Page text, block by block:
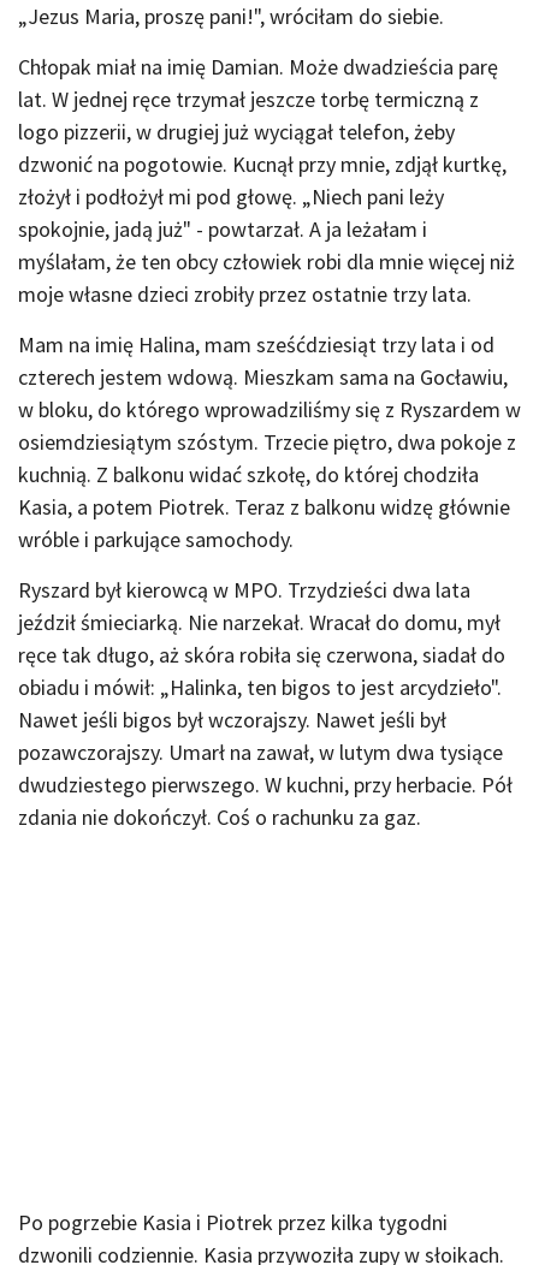
„Jezus Maria, proszę pani!", wróciłam do siebie.
Chłopak miał na imię Damian. Może dwadzieścia parę
lat. W jednej ręce trzymał jeszcze torbę termiczną z
logo pizzerii, w drugiej już wyciągał telefon, żeby
dzwonić na pogotowie. Kucnął przy mnie, zdjął kurtkę,
złożył i podłożył mi pod głowę. „Niech pani leży
spokojnie, jadą już" - powtarzał. A ja leżałam i
myślałam, że ten obcy człowiek robi dla mnie więcej niż
moje własne dzieci zrobiły przez ostatnie trzy lata.
Mam na imię Halina, mam sześćdziesiąt trzy lata i od
czterech jestem wdową. Mieszkam sama na Gocławiu,
w bloku, do którego wprowadziliśmy się z Ryszardem w
osiemdziesiątym szóstym. Trzecie piętro, dwa pokoje z
kuchnią. Z balkonu widać szkołę, do której chodziła
Kasia, a potem Piotrek. Teraz z balkonu widzę głównie
wróble i parkujące samochody.
Ryszard był kierowcą w MPO. Trzydzieści dwa lata
jeździł śmieciarką. Nie narzekał. Wracał do domu, mył
ręce tak długo, aż skóra robiła się czerwona, siadał do
obiadu i mówił: „Halinka, ten bigos to jest arcydzieło".
Nawet jeśli bigos był wczorajszy. Nawet jeśli był
pozawczorajszy. Umarł na zawał, w lutym dwa tysiące
dwudziestego pierwszego. W kuchni, przy herbacie. Pół
zdania nie dokończył. Coś o rachunku za gaz.
Po pogrzebie Kasia i Piotrek przez kilka tygodni
dzwonili codziennie. Kasia przywoziła zupy w słoikach.